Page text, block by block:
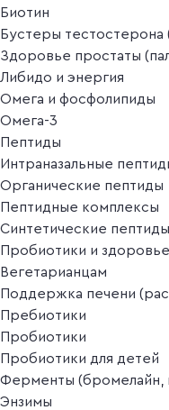
Биотин
Бустеры тестостерона
Здоровье простаты
Либидо и энергия
Омега и фосфолипиды
Омега-3
Пептиды
Интраназальные
Органические пептиды
Пептидные комплексы
Синтетические пептиды
Пробиотики и
Вегетарианцам
Поддержка печени
Пребиотики
Пробиотики
Пробиотики для детей
Ферменты (бромелайн,
Энзимы